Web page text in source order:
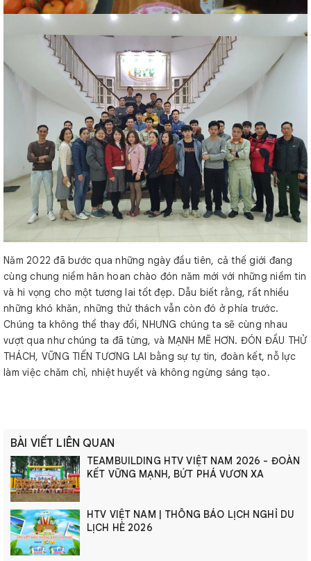
Năm 2022 đã bước qua những ngày đầu tiên, cả thế giới đang
cùng chung niềm hân hoan chào đón năm mới với những niềm tin
và hi vọng cho một tương lai tốt đẹp. Dẫu biết rằng, rất nhiều
những khó khăn, những thử thách vẫn còn đó ở phía trước.
Chúng ta không thể thay đổi, NHƯNG chúng ta sẽ cùng nhau
vượt qua như chúng ta đã từng, và MẠNH MẼ HƠN. ĐÓN ĐẦU THỬ
THÁCH, VỮNG TIẾN TƯƠNG LAI bằng sự tự tin, đoàn kết, nỗ lực
làm việc chăm chỉ, nhiệt huyết và không ngừng sáng tạo.
BÀI VIẾT LIÊN QUAN
TEAMBUILDING HTV VIỆT NAM 2026 - ĐOÀN
KẾT VỮNG MẠNH, BỨT PHÁ VƯƠN XA
HTV VIỆT NAM | THÔNG BÁO LỊCH NGHỈ DU
LỊCH HÈ 2026